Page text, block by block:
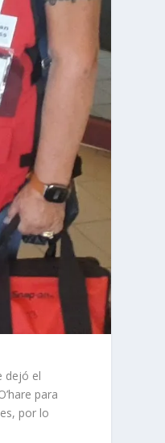
dejó el
para
por lo